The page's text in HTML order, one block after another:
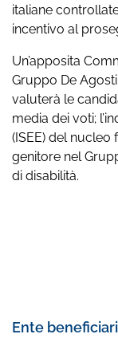
italiane
incentivo al
Un’apposita
Gruppo De
valuterà le
media dei voti;
(ISEE) del nucleo
genitore nel
di disabilità.
Ente